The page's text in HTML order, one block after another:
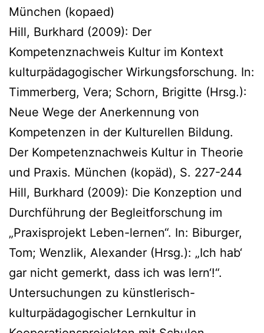
München (kopaed)
Hill, Burkhard (2009): Der
Kompetenznachweis Kultur im Kontext
kulturpädagogischer Wirkungsforschung. In:
Timmerberg, Vera; Schorn, Brigitte (Hrsg.):
Neue Wege der Anerkennung von
Kompetenzen in der Kulturellen Bildung.
Der Kompetenznachweis Kultur in Theorie
und Praxis. München (kopäd), S. 227-244
Hill, Burkhard (2009): Die Konzeption und
Durchführung der Begleitforschung im
„Praxisprojekt Leben-lernen“. In: Biburger,
Tom; Wenzlik, Alexander (Hrsg.): „Ich hab‘
gar nicht gemerkt, dass ich was lern‘!“.
Untersuchungen zu künstlerisch-
kulturpädagogischer Lernkultur in